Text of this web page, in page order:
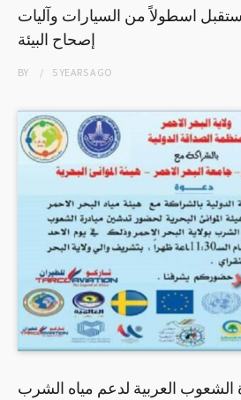
اسطولاً من السيارات وآليات
إصحاح البيئة
BY 5 YEARSAGO
الشعوب العربية لدعم مياه الشرب